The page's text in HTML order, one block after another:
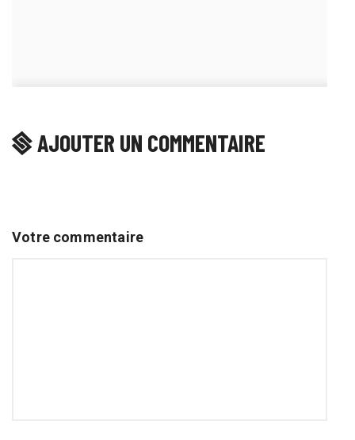
AJOUTER UN COMMENTAIRE
Votre commentaire